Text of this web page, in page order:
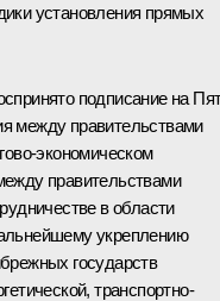
установления прямых
подписание на
между правительствами
экономическом
правительствами
в области
укреплению
государств
транспортно-